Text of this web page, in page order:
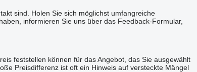
sind. Holen Sie sich möglichst umfangreiche
informieren Sie uns über das Feedback-Formular,
feststellen können für das Angebot, das Sie ausgewählt
Preisdifferenz ist oft ein Hinweis auf versteckte Mängel